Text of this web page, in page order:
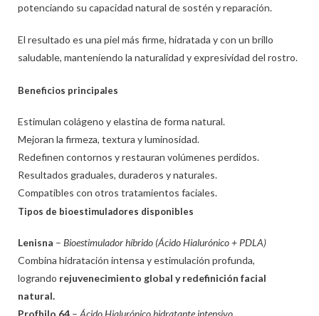
potenciando su capacidad natural de sostén y reparación.
El resultado es una piel más firme, hidratada y con un brillo
saludable, manteniendo la naturalidad y expresividad del rostro.
Beneficios principales
Estimulan colágeno y elastina de forma natural.
Mejoran la firmeza, textura y luminosidad.
Redefinen contornos y restauran volúmenes perdidos.
Resultados graduales, duraderos y naturales.
Compatibles con otros tratamientos faciales.
Tipos de bioestimuladores disponibles
Lenisna – Bioestimulador híbrido (Ácido Hialurónico + PDLA)
Combina hidratación intensa y estimulación profunda,
logrando rejuvenecimiento global y redefinición facial
natural.
Profhilo 64 – Ácido Hialurónico hidratante intensivo